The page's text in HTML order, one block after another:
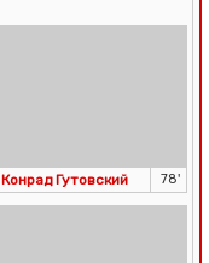
Конрад Гутовский 78'